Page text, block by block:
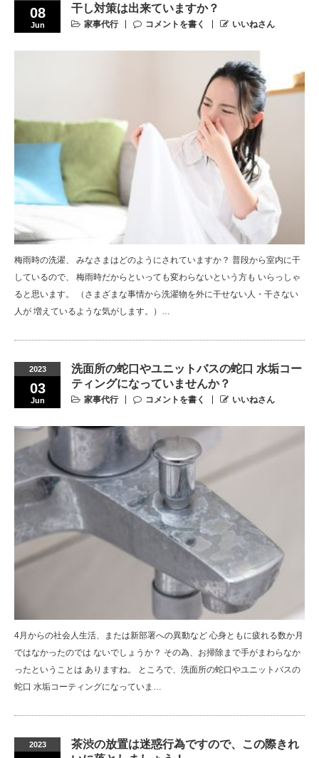
08
Jun
干し対策は出来ていますか？
家事代行 コメントを書く いいねさん
梅雨時の洗濯、 みなさまはどのようにされていますか？ 普段から室内に干
しているので、 梅雨時だからといっても変わらないという方も いらっしゃ
ると思います。 （さまざまな事情から洗濯物を外に干せない人・干さない
人が 増えているような気がします。）…
2023
03
Jun
洗面所の蛇口やユニットバスの蛇口 水垢コー
ティングになっていませんか？
家事代行 コメントを書く いいねさん
4月からの社会人生活、または新部署への異動など 心身ともに疲れる数か月
ではなかったのでは ないでしょうか？ その為、お掃除まで手がまわらなか
ったということは ありますね。 ところで、洗面所の蛇口やユニットバスの
蛇口 水垢コーティングになっていま…
2023
茶渋の放置は迷惑行為ですので、この際きれ